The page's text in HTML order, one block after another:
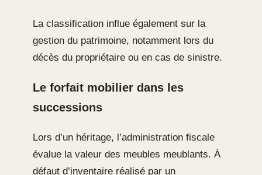
La classification influe également sur la
gestion du patrimoine, notamment lors du
décès du propriétaire ou en cas de sinistre.
Le forfait mobilier dans les
successions
Lors d’un héritage, l’administration fiscale
évalue la valeur des meubles meublants. À
défaut d’inventaire réalisé par un